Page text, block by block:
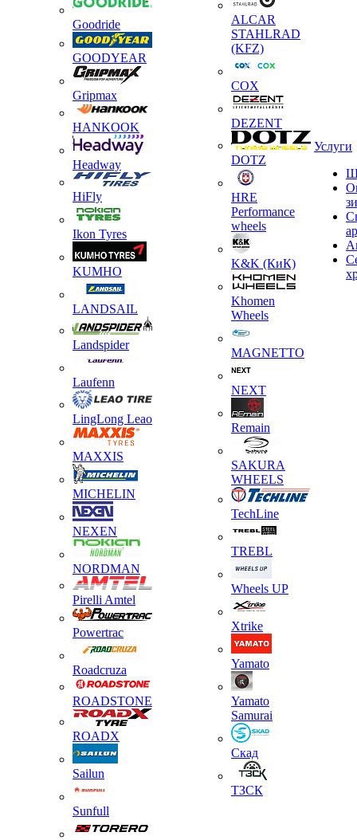
Goodride
GOODYEAR
Gripmax
HANKOOK
Headway
HiFly
Ikon Tyres
KUMHO
LANDSAIL
Landspider
Laufenn
LingLong Leao
MAXXIS
MICHELIN
NEXEN
NORDMAN
Pirelli Amtel
Powertrac
Roadcruza
ROADSTONE
ROADX
Sailun
Sunfull
ALCAR
STAHLRAD
(KFZ)
COX
DEZENT
DOTZ
HRE
Performance
wheels
K&K (КиК)
Khomen
Wheels
MAGNETTO
NEXT
Remain
SAKURA
WHEELS
TechLine
TREBL
Wheels UP
Xtrike
Yamato
Yamato
Samurai
Скад
ТЗСК
Услуги